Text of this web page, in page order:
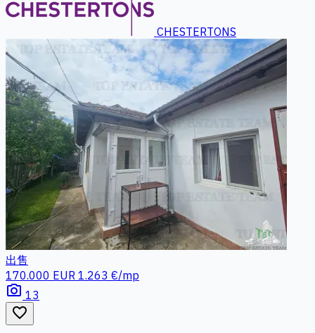
CHESTERTONS
出售
170.000 EUR 1.263 €/mp
photo_camera 13
favorite_border